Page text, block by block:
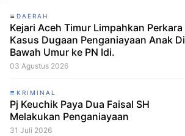
DAERAH
Kejari Aceh Timur Limpahkan Perkara
Kasus Dugaan Penganiayaan Anak Di
Bawah Umur ke PN Idi.
03 Agustus 2026
KRIMINAL
Pj Keuchik Paya Dua Faisal SH
Melakukan Penganiayaan
31 Juli 2026